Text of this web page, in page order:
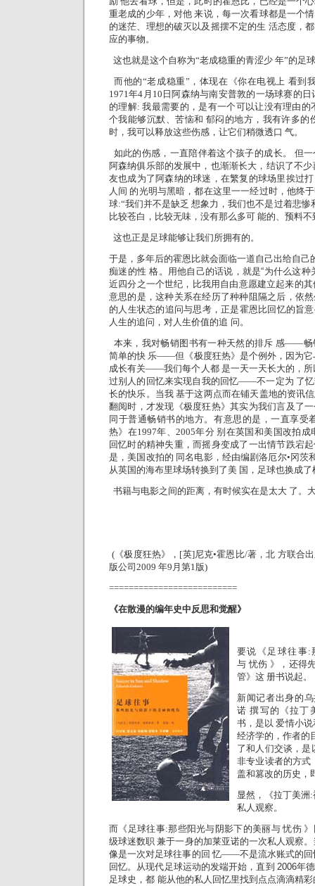
重老成的少年，对他 来说，每一次看球都是一个
的迷茫、理想的破灭以及摇摆不定的生 活态度，
应的事物。
这也就是这个自称为“老成稳重的青涩少 年”的足
而他的“老成稳重”，体现在《你在电视上 看
1971年4月10日阿森纳与南安普敦的一场球赛的
的理解: 我最需要的，是有一个可以让没有理由
个我能够沉默、苦恼和 郁闷的地方，我有许多的
时，我可以释放这些伤感，让它们稍微透口 气。
如此的伤感，一直陪伴着这个孩子的成长。 但
阿森纳俱乐部的发展中，也渐渐长大，结识了不
友也成为了阿森纳的球迷，在繁复的球场里挨过
人间 的光明与黑暗，都在这里一一经过时，他终
球:“我们并不是缺乏 想象力，我们也不是过着悲
比较苍白，比较无味，没有那么多可 能的、预料
这也正是足球能够让我们所拥有的。
于是，多年后的霍恩比就会面临一道自己出给自己
痴迷的性 格。用他自己的话说，就是“为什么这
近四分之一个世纪，比我用自由意愿建立起来的
意思的是，这种关系在经历了种种阻隔之后，依
的人生状态的追问与思考，正是霍恩比回忆的旨
人生的追问，对人生价值的追 问。
本来，我对畅销图书有一种天然的排斥 感——畅
简单的快 乐——但《极度狂热》是个例外，因为它
成长有关——我们每个人都 是一天一天长大的，所
过别人的回忆来实现自我的回忆——不一定为 了
长的快乐。当我 基于这两点而在铺天盖地的资讯
翻阅时，才发现《极度狂热》其实为我们言及了
同于普通畅销书的地方。有意思的是，一直享受
热》在1997年、2005年分 别在英国和美国改拍
回忆时的精神失重，而摇身变成了一出情节跌宕
是，美国改拍的 同名电影，经由编剧洛厄尔•冈茨
从英国的海布里球场转换到了美 国，足球也换成
书籍与电影之间的距离，有时候实在是太大 了。
(《极度狂热》，[英]尼克•霍恩比/著，北 方联合
版公司2009 年9月第1版)
==========================
《在散漫的编年史中反思和觉醒》
要说《足球往事:
与 忧伤 》，还得
管》这 册书说起。
新闻记者出身的
诺 撰写的《拉丁
书，是以 爱情小
经济学的，作者的
了和人们交谈，是
非专业读者的方式
盖和篡改的历史，
显然，《拉丁美洲
私人观察。
而《足球往事:那些阳光与阴影下的美丽与 忧伤
级球迷数职 兼于一身的加莱亚诺的一次私人观察
像是一次对足球往事的回 忆——不是流水账式的回
回忆。从现代足球运动的发端开始，直到 2006年
足球史，都 能从他的私人回忆里找到点点滴滴精